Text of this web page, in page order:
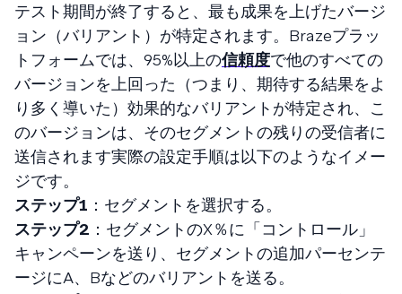
テスト期間が終了すると、最も成果を上げたバージ
ョン（バリアント）が特定されます。Brazeプラッ
トフォームでは、95%以上の信頼度で他のすべての
バージョンを上回った（つまり、期待する結果をよ
り多く導いた）効果的なバリアントが特定され、こ
のバージョンは、そのセグメントの残りの受信者に
送信されます実際の設定手順は以下のようなイメー
ジです。
ステップ1 ：セグメントを選択する。
ステップ2 ：セグメントのX％に「コントロール」
キャンペーンを送り、セグメントの追加パーセンテ
ージにA、Bなどのバリアントを送る。